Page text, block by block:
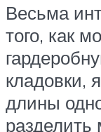
Весьма
того, как
кладовки,
длины